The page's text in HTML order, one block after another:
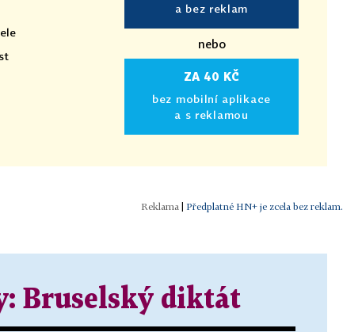
a bez reklam
nebo
ZA 40 KČ
bez mobilní aplikace
a s reklamou
| Předplatné HN+ je zcela bez reklam.
Bruselský diktát